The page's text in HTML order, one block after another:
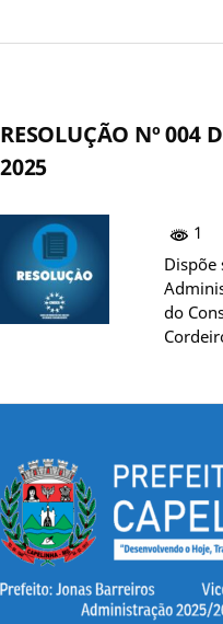
RESOLUÇÃO Nº 004
2025
1
Dispõe
do